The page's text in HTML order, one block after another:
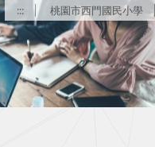
::: 桃園市西門國民小學